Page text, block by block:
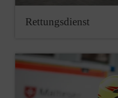
Rettungsdienst